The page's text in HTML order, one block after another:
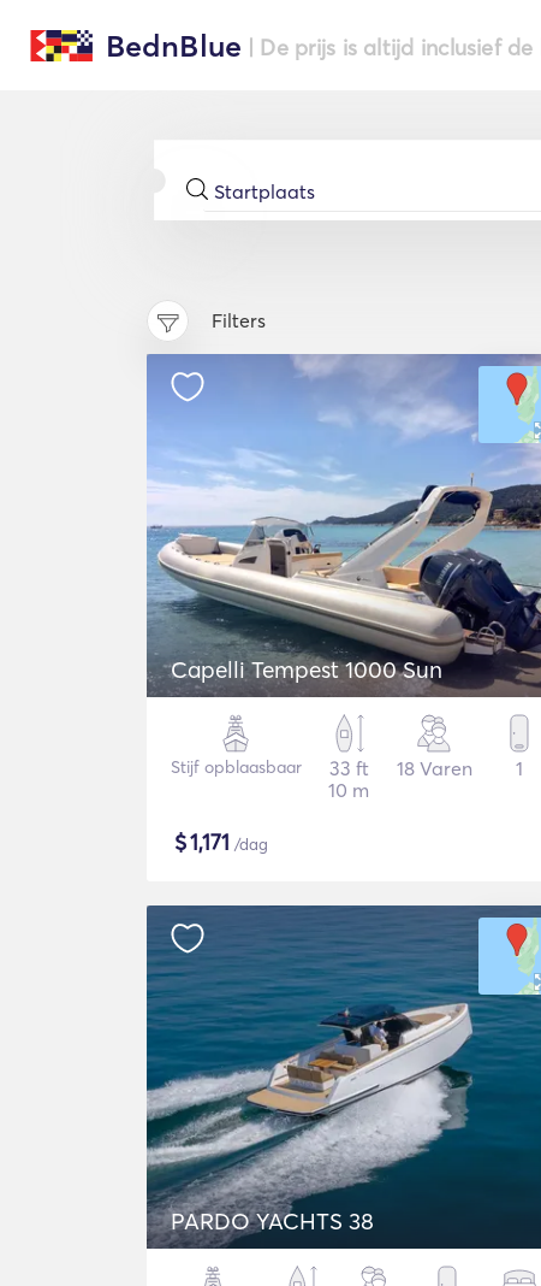
BednBlue | De prijs is altijd inclusief
Filters
Capelli Tempest 1000 Sun
Stijf opblaasbaar
33 ft
10 m
18 Varen 1
$1,171 /dag
PARDO YACHTS 38